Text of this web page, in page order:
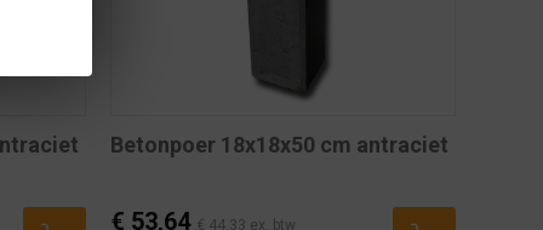
Betonpoer 18x18x50 cm antraciet
€ 53,64 € 44,33 ex. btw